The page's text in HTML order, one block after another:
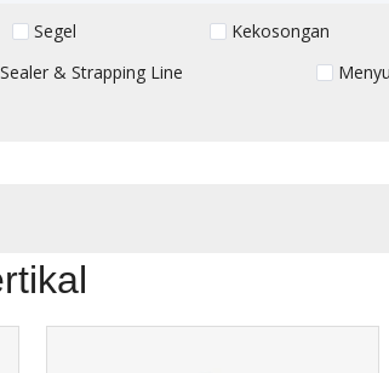
Segel Kekosongan
& Strapping Line